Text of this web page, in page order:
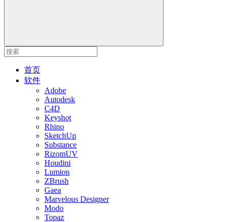
首页
软件
Adobe
Autodesk
C4D
Keyshot
Rhino
SketchUp
Substance
RizomUV
Houdini
Lumion
ZBrush
Gaea
Marvelous Designer
Modo
Topaz